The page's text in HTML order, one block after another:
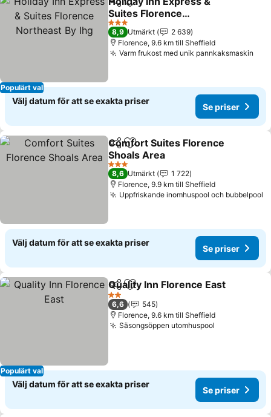
Populärt val
Dela Lägg till i Mina Favoriter
Suites Florence
Northeast By Ihg
Se priser
3 Stjärnor
8,9 Utmärkt
2 639
Florence, 9.6 km till Sheffield
Varm frukost med unik pannkaksmaskin
Välj datum för att se exakta priser
Se priser
Dela Lägg till i Mina Favoriter
Comfort Suites Florence
Shoals Area
Se priser
3 Stjärnor
8,6 Utmärkt
1 722
Florence, 9.9 km till Sheffield
Uppfriskande inomhuspool och bubbelpool
Välj datum för att se exakta priser
Se priser
Populärt val
Dela Lägg till i Mina Favoriter
Quality Inn Florence East
2 Stjärnor
6,6
545
Florence, 9.6 km till Sheffield
Säsongsöppen utomhuspool
Välj datum för att se exakta priser
Se priser